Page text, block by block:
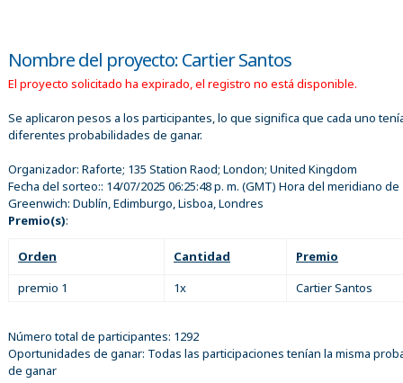
Nombre del proyecto: Cartier Santos
El proyecto solicitado ha expirado, el registro no está disponible.
Se aplicaron pesos a los participantes, lo que significa que cada uno
diferentes probabilidades de ganar.
Organizador: Raforte; 135 Station Raod; London; United Kingdom
Fecha del sorteo:: 14/07/2025 06:25:48 p. m. (GMT) Hora del meridiano de
Greenwich: Dublín, Edimburgo, Lisboa, Londres
Premio(s):
Orden Cantidad
Premio
premio 1
1x Cartier Santos
Número total de participantes: 1292
Oportunidades de ganar: Todas las participaciones tenían la misma
de ganar